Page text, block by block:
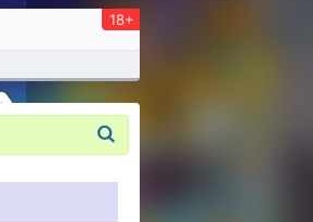
18+